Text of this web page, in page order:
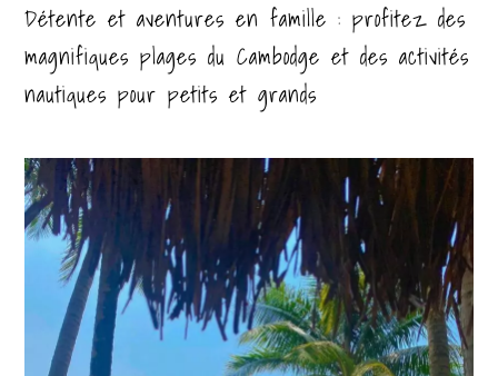
Détente et aventures en famille : profitez des
magnifiques plages du Cambodge et des activités
nautiques pour petits et grands